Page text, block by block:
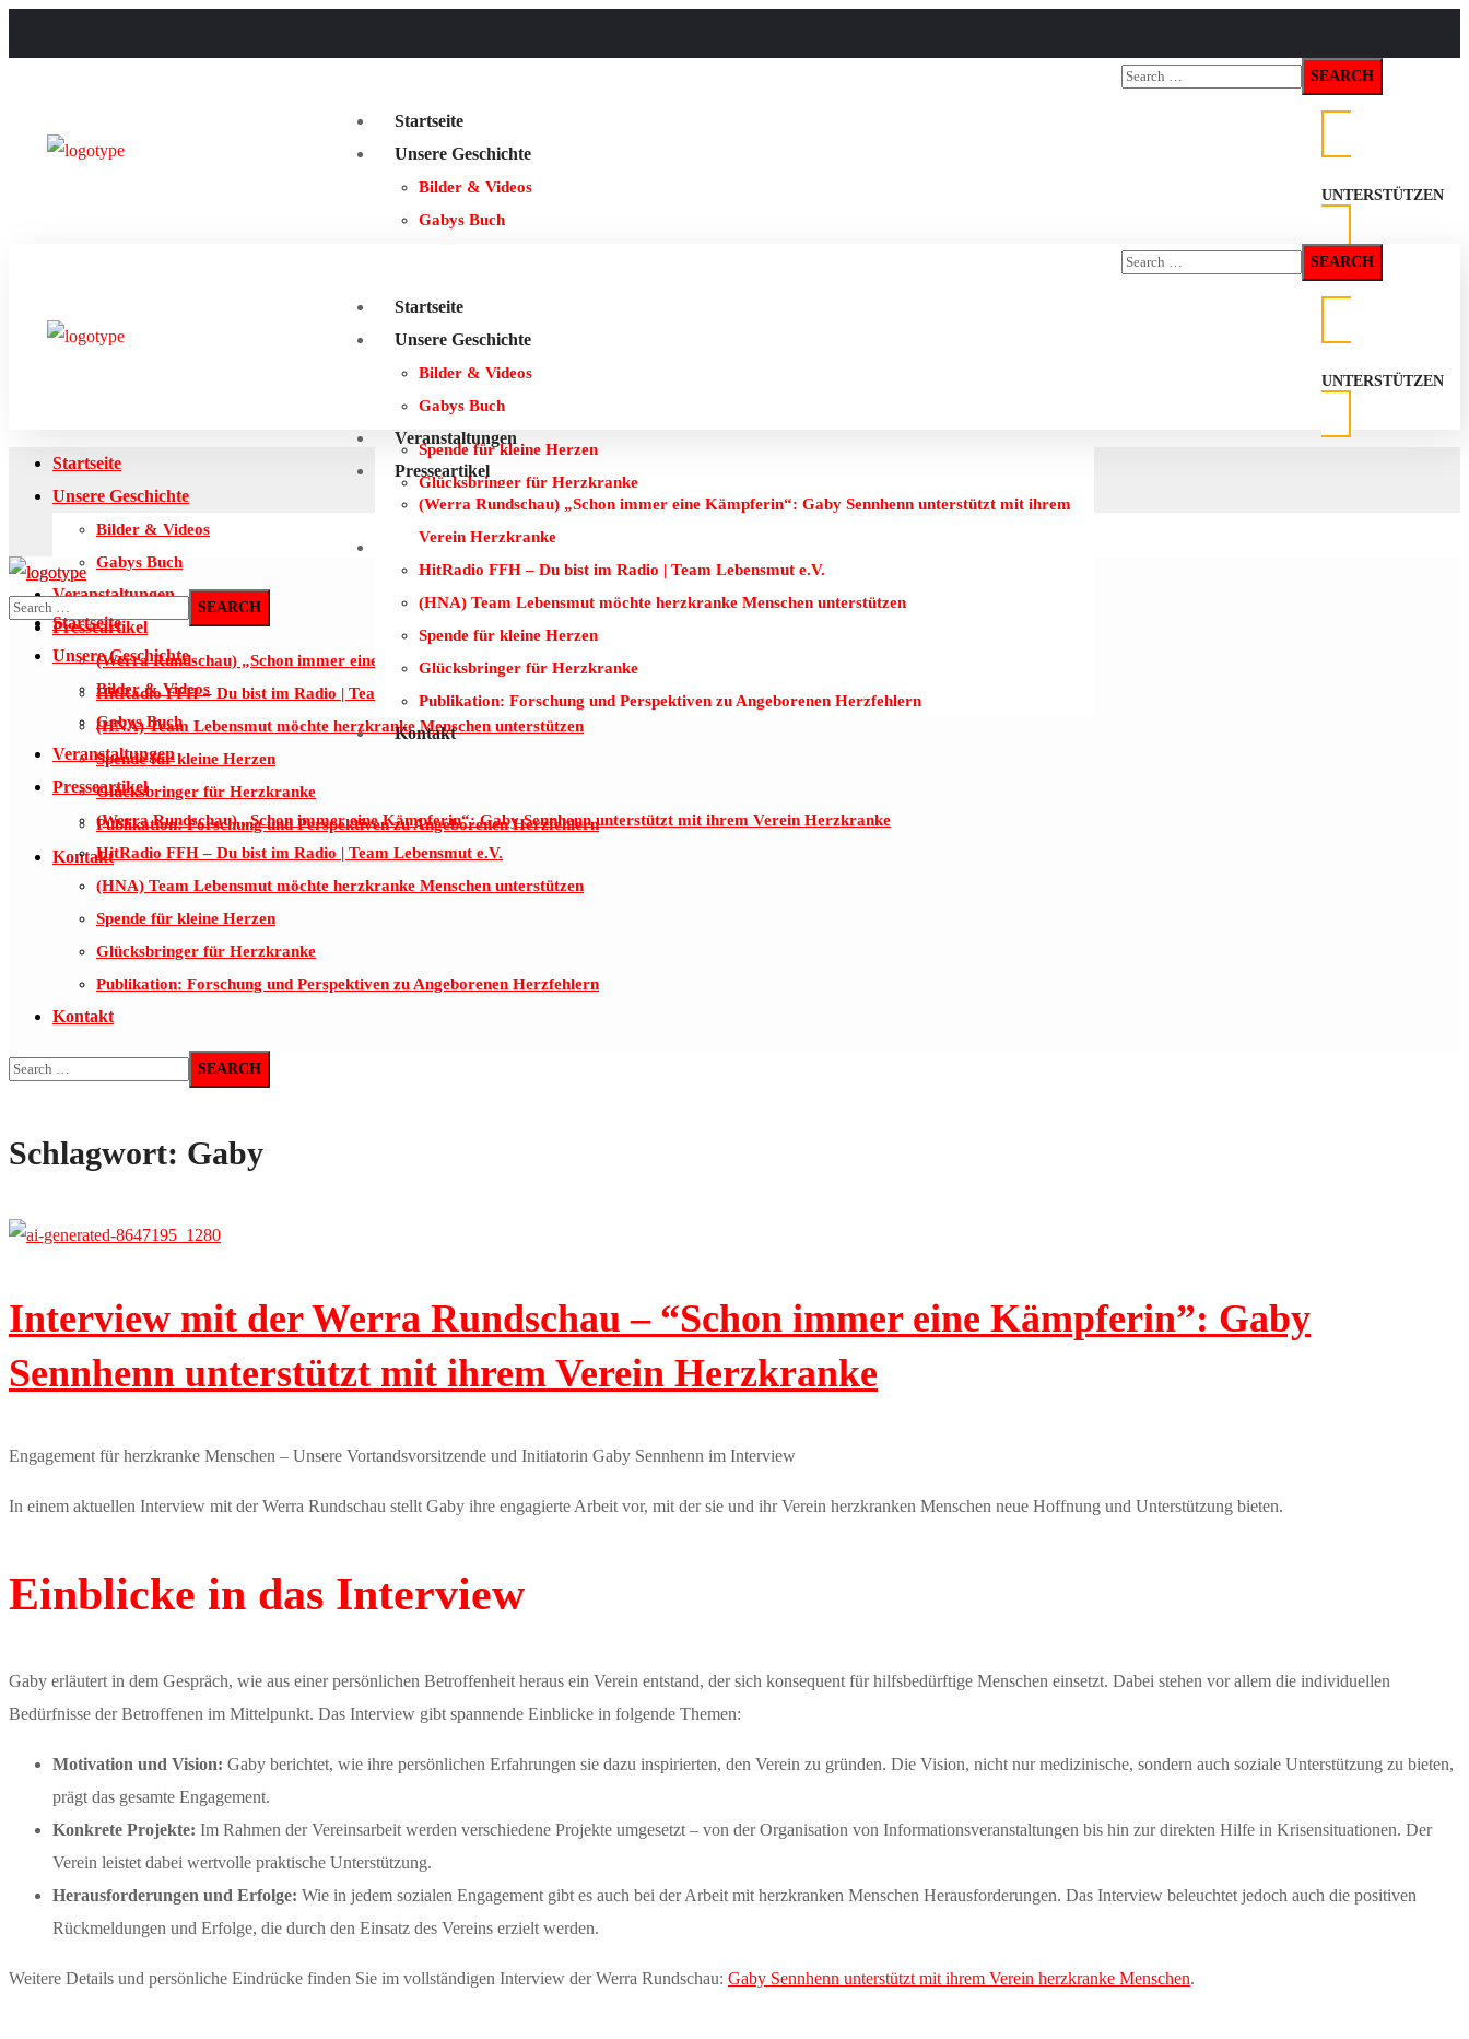
Startseite
Unsere Geschichte
Bilder & Videos
Gabys Buch
(Werra Rundschau) „Schon immer eine Kämpferin“: Gaby Sennhenn unterstützt mit ihrem
Verein Herzkranke
HitRadio FFH – Du bist im Radio | Team Lebensmut e.V.
(HNA) Team Lebensmut möchte herzkranke Menschen unterstützen
Spende für kleine Herzen
Glücksbringer für Herzkranke
Publikation: Forschung und Perspektiven zu Angeborenen Herzfehlern
Kontakt
UNTERSTÜTZEN
Startseite
Unsere Geschichte
Bilder & Videos
Gabys Buch
Veranstaltungen
Presseartikel
(Werra Rundschau) „Schon immer eine Kämpferin“: Gaby Sennhenn unterstützt mit ihrem
Verein Herzkranke
HitRadio FFH – Du bist im Radio | Team Lebensmut e.V.
(HNA) Team Lebensmut möchte herzkranke Menschen unterstützen
Spende für kleine Herzen
Glücksbringer für Herzkranke
Publikation: Forschung und Perspektiven zu Angeborenen Herzfehlern
Kontakt
UNTERSTÜTZEN
Startseite
Unsere Geschichte
Bilder & Videos
Gabys Buch
Veranstaltungen
Presseartikel
(Werra Rundschau) „Schon immer eine Kämpferin“: Gaby Sennhenn unterstützt mit ihrem Verein Herzkranke
HitRadio FFH – Du bist im Radio | Team Lebensmut e.V.
(HNA) Team Lebensmut möchte herzkranke Menschen unterstützen
Spende für kleine Herzen
Glücksbringer für Herzkranke
Publikation: Forschung und Perspektiven zu Angeborenen Herzfehlern
Kontakt
Startseite
Unsere Geschichte
Bilder & Videos
Gabys Buch
Veranstaltungen
Presseartikel
(Werra Rundschau) „Schon immer eine Kämpferin“: Gaby Sennhenn unterstützt mit ihrem Verein Herzkranke
HitRadio FFH – Du bist im Radio | Team Lebensmut e.V.
(HNA) Team Lebensmut möchte herzkranke Menschen unterstützen
Spende für kleine Herzen
Glücksbringer für Herzkranke
Publikation: Forschung und Perspektiven zu Angeborenen Herzfehlern
Kontakt
Schlagwort: Gaby
Interview mit der Werra Rundschau – “Schon immer eine Kämpferin”: Gaby
Sennhenn unterstützt mit ihrem Verein Herzkranke
Engagement für herzkranke Menschen – Unsere Vortandsvorsitzende und Initiatorin Gaby Sennhenn im Interview
In einem aktuellen Interview mit der Werra Rundschau stellt Gaby ihre engagierte Arbeit vor, mit der sie und ihr Verein herzkranken Menschen neue Hoffnung und Unterstützung bieten.
Einblicke in das Interview
Gaby erläutert in dem Gespräch, wie aus einer persönlichen Betroffenheit heraus ein Verein entstand, der sich konsequent für hilfsbedürftige Menschen einsetzt. Dabei stehen vor allem die individuellen
Bedürfnisse der Betroffenen im Mittelpunkt. Das Interview gibt spannende Einblicke in folgende Themen:
Motivation und Vision: Gaby berichtet, wie ihre persönlichen Erfahrungen sie dazu inspirierten, den Verein zu gründen. Die Vision, nicht nur medizinische, sondern auch soziale Unterstützung zu bieten,
prägt das gesamte Engagement.
Konkrete Projekte: Im Rahmen der Vereinsarbeit werden verschiedene Projekte umgesetzt – von der Organisation von Informationsveranstaltungen bis hin zur direkten Hilfe in Krisensituationen. Der
Verein leistet dabei wertvolle praktische Unterstützung.
Herausforderungen und Erfolge: Wie in jedem sozialen Engagement gibt es auch bei der Arbeit mit herzkranken Menschen Herausforderungen. Das Interview beleuchtet jedoch auch die positiven
Rückmeldungen und Erfolge, die durch den Einsatz des Vereins erzielt werden.
Weitere Details und persönliche Eindrücke finden Sie im vollständigen Interview der Werra Rundschau: Gaby Sennhenn unterstützt mit ihrem Verein herzkranke Menschen.